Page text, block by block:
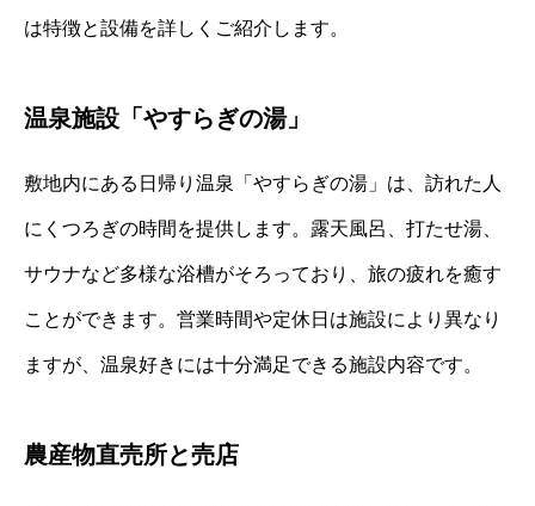
は特徴と設備を詳しくご紹介します。
温泉施設「やすらぎの湯」
敷地内にある日帰り温泉「やすらぎの湯」は、訪れた人
にくつろぎの時間を提供します。露天風呂、打たせ湯、
サウナなど多様な浴槽がそろっており、旅の疲れを癒す
ことができます。営業時間や定休日は施設により異なり
ますが、温泉好きには十分満足できる施設内容です。
農産物直売所と売店